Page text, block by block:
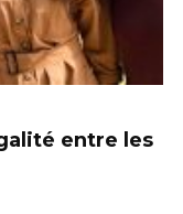
entre les